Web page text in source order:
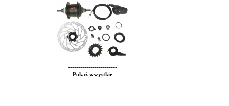
------------------------
Pokaż wszystkie